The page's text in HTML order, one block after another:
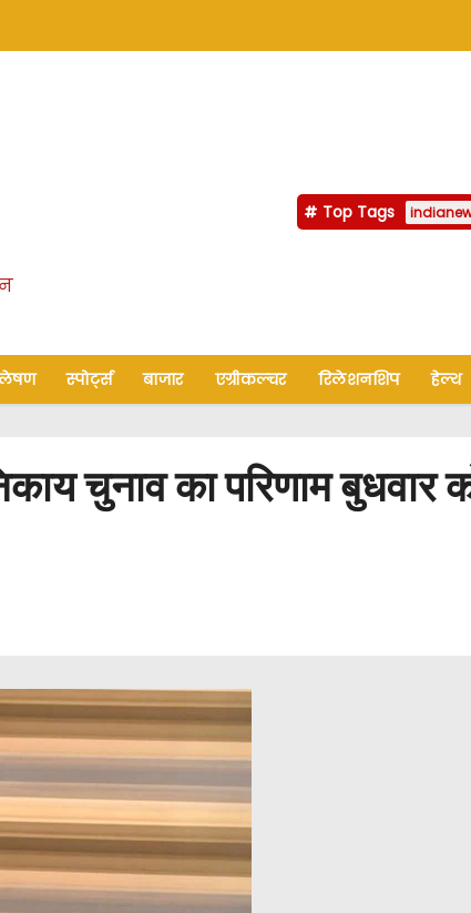
Top Tags
स्पोर्ट्स बाजार एग्रीकल्चर रिलेशनशिप हेल्थ
चुनाव का परिणाम बुधवार